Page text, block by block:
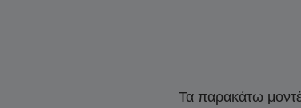
Τα παρακάτω